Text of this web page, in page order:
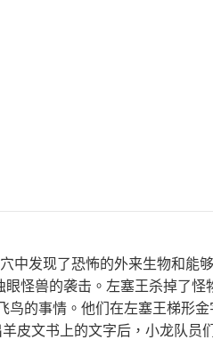
中发现了恐怖的外来生物和能
怪兽的袭击。左塞王杀掉了
鸟的事情。他们在左塞王梯形
皮文书上的文字后，小龙队